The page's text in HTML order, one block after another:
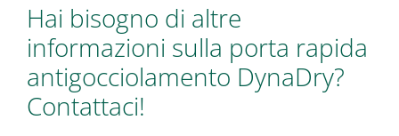
Hai bisogno di altre
informazioni sulla porta rapida
antigocciolamento DynaDry?
Contattaci!